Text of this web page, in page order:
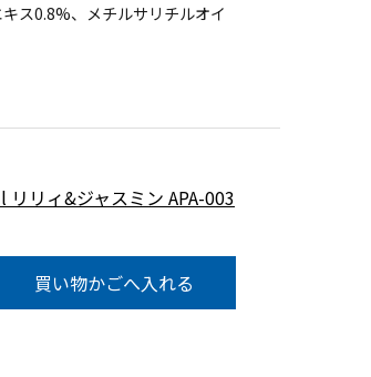
ス0.8%、メチルサリチルオイ
リィ&ジャスミン APA-003
買い物かごへ入れる